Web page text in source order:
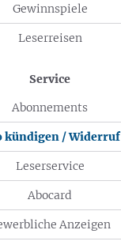
Gewinnspiele
Leserreisen
Service
Abonnements
kündigen / Widerruf
Leserservice
Abocard
Anzeigen